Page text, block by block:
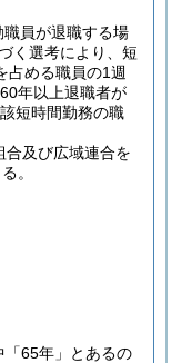
員が退職する場
く選考により、短
占める職員の1週
年以上退職者が
短時間勤務の職
合及び広域連合を
。
「65年」とあるの